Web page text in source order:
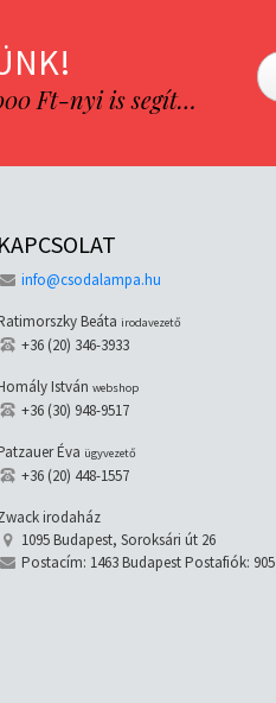
Ft-nyi is segít…
KAPCSOLAT
info@csodalampa.hu
Beáta irodavezető
+36 (20) 346-3933
István webshop
+36 (30) 948-9517
Éva ügyvezető
+36 (20) 448-1557
irodaház
1095 Budapest, Soroksári út 26
Postacím: 1463 Budapest Postafiók: 905